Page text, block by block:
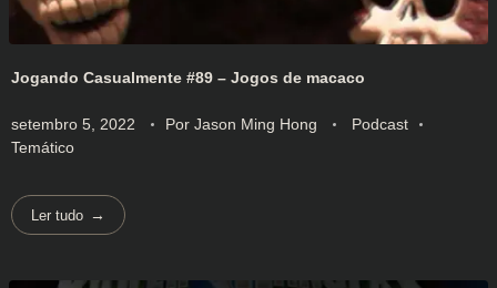
Jogando Casualmente #89 – Jogos de macaco
setembro 5, 2022 Por Jason Ming Hong
Podcast
Temático
Ler tudo